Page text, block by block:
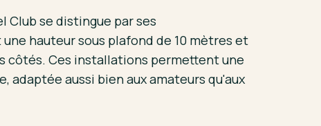
Club se distingue par ses
hauteur sous plafond de 10 mètres et
côtés. Ces installations permettent une
adaptée aussi bien aux amateurs qu'aux